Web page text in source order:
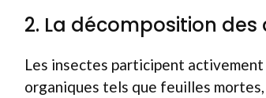
2. La décomposition
Les insectes participent
organiques tels que feuilles